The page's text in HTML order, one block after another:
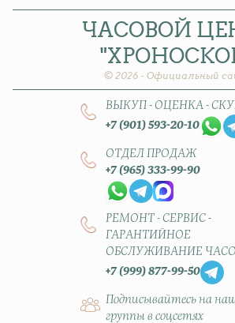
ЧАСОВОЙ
© 2026 - Официальный
ВЫКУП - ОЦЕНКА -
+7 (901) 593-20-10
ОТДЕЛ ПРОДАЖ
+7 (965) 333-99-90
РЕМОНТ - СЕРВИС -
ГАРАНТИЙНОЕ
ОБСЛУЖИВАНИЕ
+7 (999) 877-99-50
Подписывайтесь на
группы в соцсетях